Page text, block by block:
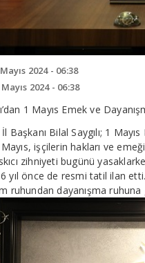
2024 - 06:38
2024 - 06:38
1 Mayıs Emek ve
Başkanı Bilal Saygılı; 1
Mayıs, işçilerin hakları ve
zihniyeti bugünü
yıl önce de resmi tatil ilan
ruhundan dayanışma ruhuna